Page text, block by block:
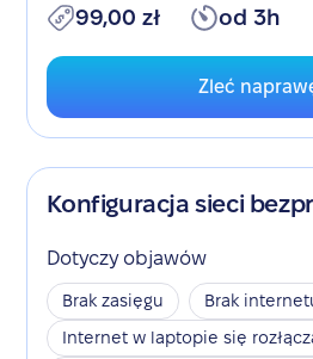
99,00 zł od 3h
Zleć
Konfiguracja sieci
Dotyczy objawów
Brak zasięgu
Brak
Internet w laptopie się